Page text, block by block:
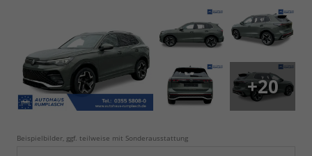
+20
Beispielbilder, ggf. teilweise mit Sonderausstattung